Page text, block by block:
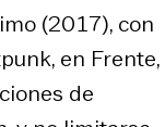
(2017), con
en Frente,
de